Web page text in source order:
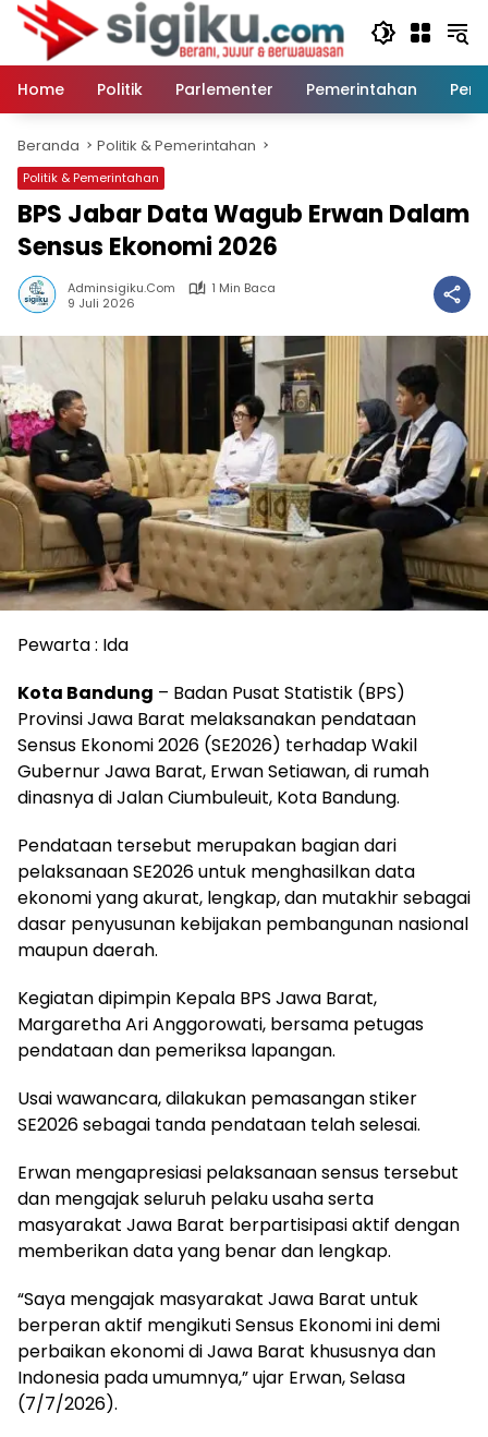
Langsung
konten
Home
Politik Parlementer Pemerintahan
Beranda Politik & Pemerintahan
Politik & Pemerintahan
BPS Jabar Data Wagub Erwan Dalam
Sensus Ekonomi 2026
Adminsigiku.com
1 Min Baca
9 Juli 2026
Pewarta : Ida
Kota Bandung – Badan Pusat Statistik (BPS)
Provinsi Jawa Barat melaksanakan pendataan
Sensus Ekonomi 2026 (SE2026) terhadap Wakil
Gubernur Jawa Barat, Erwan Setiawan, di rumah
dinasnya di Jalan Ciumbuleuit, Kota Bandung.
Pendataan tersebut merupakan bagian dari
pelaksanaan SE2026 untuk menghasilkan data
ekonomi yang akurat, lengkap, dan mutakhir sebagai
dasar penyusunan kebijakan pembangunan nasional
maupun daerah.
Kegiatan dipimpin Kepala BPS Jawa Barat,
Margaretha Ari Anggorowati, bersama petugas
pendataan dan pemeriksa lapangan.
Usai wawancara, dilakukan pemasangan stiker
SE2026 sebagai tanda pendataan telah selesai.
Erwan mengapresiasi pelaksanaan sensus tersebut
dan mengajak seluruh pelaku usaha serta
masyarakat Jawa Barat berpartisipasi aktif dengan
memberikan data yang benar dan lengkap.
“Saya mengajak masyarakat Jawa Barat untuk
berperan aktif mengikuti Sensus Ekonomi ini demi
perbaikan ekonomi di Jawa Barat khususnya dan
Indonesia pada umumnya,” ujar Erwan, Selasa
(7/7/2026).